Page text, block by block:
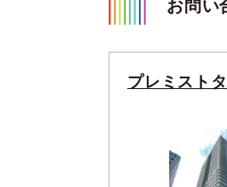
お問い
プレミスト